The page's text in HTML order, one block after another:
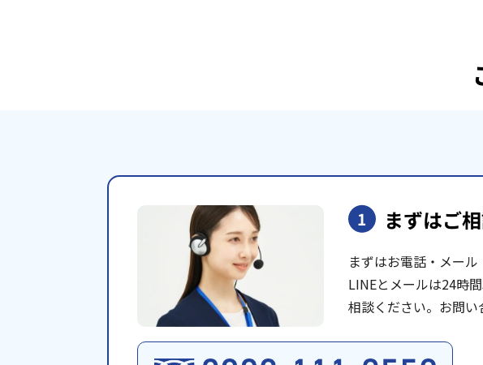
1 まずはご
まずはお電話・メー
LINEとメールは24時
相談ください。お問い